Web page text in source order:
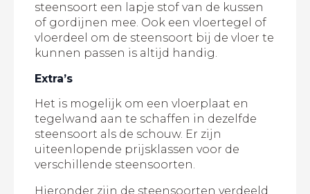
steensoort een lapje stof van de kussen
of gordijnen mee. Ook een vloertegel of
vloerdeel om de steensoort bij de vloer te
kunnen passen is altijd handig.
Extra’s
Het is mogelijk om een vloerplaat en
tegelwand aan te schaffen in dezelfde
steensoort als de schouw. Er zijn
uiteenlopende prijsklassen voor de
verschillende steensoorten.
Hieronder zijn de steensoorten verdeeld